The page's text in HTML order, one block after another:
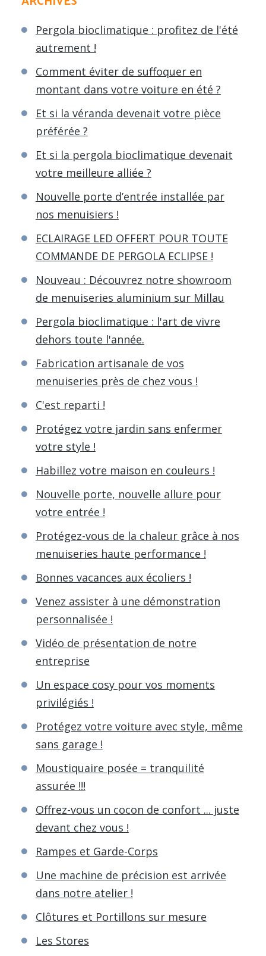
Pergola bioclimatique : profitez de l'été
autrement !
Comment éviter de suffoquer en
montant dans votre voiture en été ?
Et si la véranda devenait votre pièce
préférée ?
Et si la pergola bioclimatique devenait
votre meilleure alliée ?
Nouvelle porte d’entrée installée par
nos menuisiers !
ECLAIRAGE LED OFFERT POUR TOUTE
COMMANDE DE PERGOLA ECLIPSE !
Nouveau : Découvrez notre showroom
de menuiseries aluminium sur Millau
Pergola bioclimatique : l'art de vivre
dehors toute l'année.
Fabrication artisanale de vos
menuiseries près de chez vous !
C'est reparti !
Protégez votre jardin sans enfermer
votre style !
Habillez votre maison en couleurs !
Nouvelle porte, nouvelle allure pour
votre entrée !
Protégez-vous de la chaleur grâce à nos
menuiseries haute performance !
Bonnes vacances aux écoliers !
Venez assister à une démonstration
personnalisée !
Vidéo de présentation de notre
entreprise
Un espace cosy pour vos moments
privilégiés !
Protégez votre voiture avec style, même
sans garage !
Moustiquaire posée = tranquilité
assurée !!!
Offrez-vous un cocon de confort ... juste
devant chez vous !
Rampes et Garde-Corps
Une machine de précision est arrivée
dans notre atelier !
Clôtures et Portillons sur mesure
Les Stores